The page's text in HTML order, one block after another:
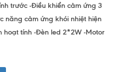
trước -Điều khiển cảm ứng 3
năng cảm ứng khói nhiệt hiện
hoạt tính -Đèn led 2*2W -Motor